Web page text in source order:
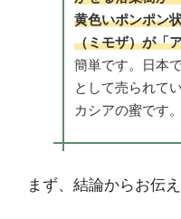
黄色いポンポン
（ミモザ）が「
簡単です。日本
として売られて
カシアの蜜です。
まず、結論からお伝え